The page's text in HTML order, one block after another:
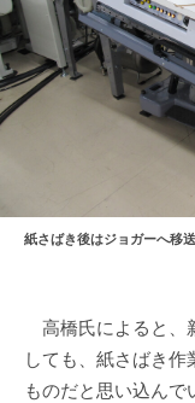
紙さばき後はジョガーへ移送
高橋氏によると、
しても、紙さばき
ものだと思い込ん